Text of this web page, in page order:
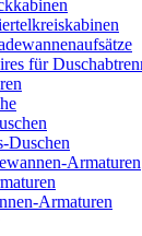
für
Duschen
Armaturen
Armaturen